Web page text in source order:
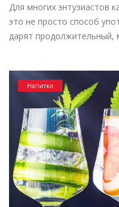
Для многих энтузиастов
это не просто способ
дарят
Напитки